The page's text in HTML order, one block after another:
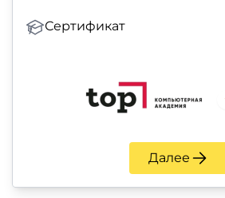
Сертификат
Далее